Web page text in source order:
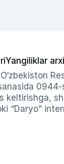
Yangiliklar
keltirishga,
“Daryo”